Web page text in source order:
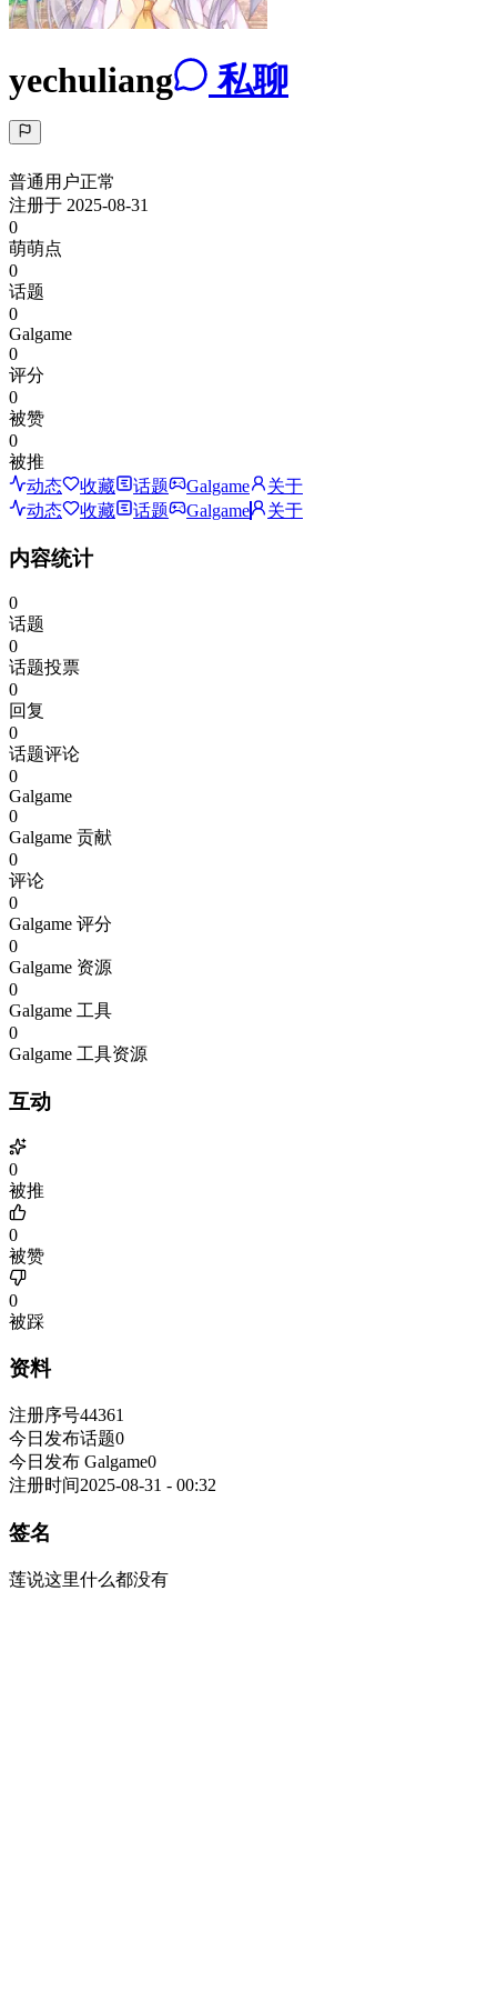
yechuliang 私聊
普通用户正常
注册于 2025-08-31
0
萌萌点
0
话题
0
Galgame
0
评分
0
被赞
0
被推
动态
收藏 话题 Galgame
关于
动态
收藏 话题 Galgame 关于
内容统计
0
话题
0
话题投票
0
回复
0
话题评论
0
Galgame
0
Galgame 贡献
0
评论
0
Galgame 评分
0
Galgame 资源
0
Galgame 工具
0
Galgame 工具资源
互动
0
被推
0
被赞
0
被踩
资料
注册序号44361
今日发布话题0
今日发布 Galgame0
注册时间2025-08-31 - 00:32
签名
莲说这里什么都没有